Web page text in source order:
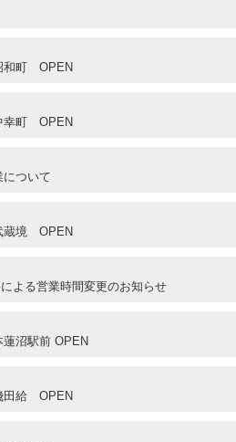
和町 OPEN
幸町 OPEN
ついて
蔵境 OPEN
よる営業時間変更のお知らせ
沼駅前 OPEN
田給 OPEN